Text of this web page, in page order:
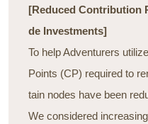
[Reduced Contribution
de Investments]
To help Adventurers
Points (CP) required to
tain nodes have been
We considered